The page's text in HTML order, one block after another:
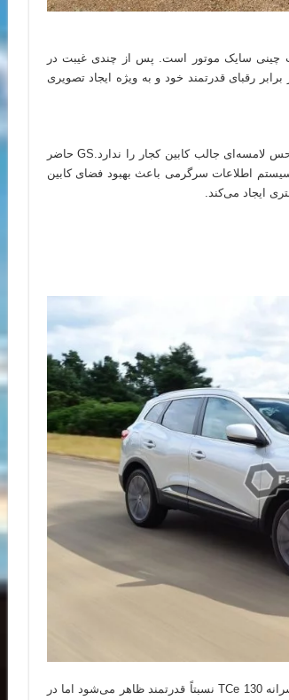
چینی سایک موتور است. پس از چندی غیبت در
رقبای قدرتمند خود و به ویژه ایجاد تصویری
درحالی‌که پلاستیک‌های بکار رفته در کابین GS خوب هستند اما حس لامسه‌ای جالب کابین کجار را ندارد.GS حاضر
اطلاعات سرگرمی باعث بهبود فضای کابین
ایجاد می‌کند.
این یک پیروزی متقاعدکننده برای رنو کجار است و اگرچه که پیشرانه TCe 130 نسبتاً قدرتمند ظاهر می‌شود اما در